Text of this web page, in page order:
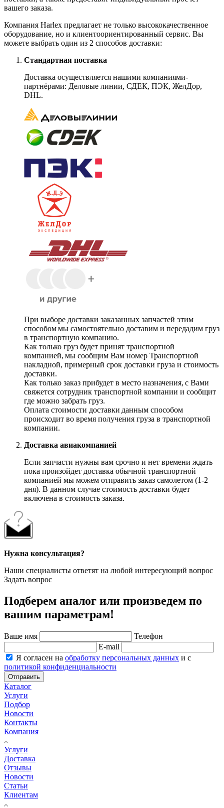
вашего заказа.
Компания Harlex предлагает не только высококачественное
оборудование, но и клиентоориентированный сервис. Вы
можете выбрать один из 2 способов доставки:
Стандартная поставка
Доставка осуществляется нашими компаниями-
партнёрами: Деловые линии, СДЕК, ПЭК, ЖелДор,
DHL.
При выборе доставки заказанных запчастей этим
способом мы самостоятельно доставим и передадим груз
в транспортную компанию.
Как только груз будет принят транспортной
компанией, мы сообщим Вам номер Транспортной
накладной, примерный срок доставки груза и стоимость
доставки.
Как только заказ прибудет в место назначения, с Вами
свяжется сотрудник транспортной компании и сообщит
где можно забрать груз.
Оплата стоимости доставки данным способом
происходит во время получения груза в транспортной
компании.
Доставка авиакомпанией
Если запчасти нужны вам срочно и нет времени ждать
пока произойдет доставка обычной транспортной
компанией мы можем отправить заказ самолетом (1-2
дня). В данном случае стоимость доставки будет
включена в стоимость заказа.
Нужна консультация?
Наши специалисты ответят на любой интересующий вопрос
Задать вопрос
Подберем аналог или произведем по
вашим параметрам!
Ваше имя
Телефон
E-mail
Я согласен на обработку персональных данных и с
политикой конфиденциальности
Отправить
Каталог
Услуги
Подбор
Новости
Контакты
Компания
Услуги
Доставка
Отзывы
Новости
Статьи
Клиентам